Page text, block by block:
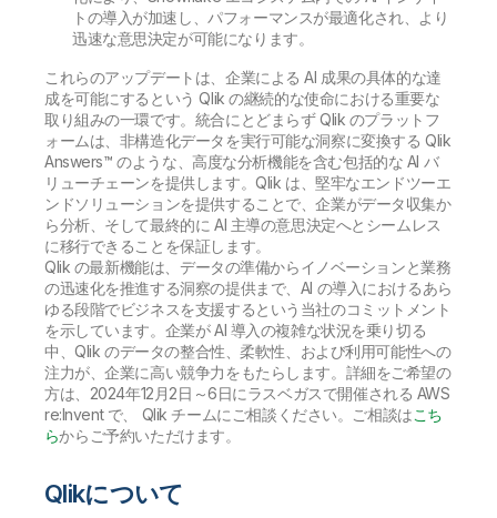
トの導入が加速し、パフォーマンスが最適化され、より
迅速な意思決定が可能になります。
これらのアップデートは、企業による AI 成果の具体的な達
成を可能にするという Qlik の継続的な使命における重要な
取り組みの一環です。統合にとどまらず Qlik のプラットフ
ォームは、非構造化データを実行可能な洞察に変換する Qlik
Answers™ のような、高度な分析機能を含む包括的な AI バ
リューチェーンを提供します。Qlik は、堅牢なエンドツーエ
ンドソリューションを提供することで、企業がデータ収集か
ら分析、そして最終的に AI 主導の意思決定へとシームレス
に移行できることを保証します。
Qlik の最新機能は、データの準備からイノベーションと業務
の迅速化を推進する洞察の提供まで、AI の導入におけるあら
ゆる段階でビジネスを支援するという当社のコミットメント
を示しています。企業が AI 導入の複雑な状況を乗り切る
中、Qlik のデータの整合性、柔軟性、および利用可能性への
注力が、企業に高い競争力をもたらします。詳細をご希望の
方は、2024年12月2日～6日にラスベガスで開催される AWS
re:Invent で、 Qlik チームにご相談ください。ご相談はこち
らからご予約いただけます。
Qlikについて